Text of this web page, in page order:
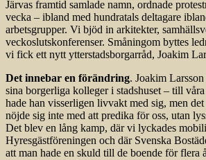
Järvas framtid samlade namn, ordnade
vecka – ibland med hundratals deltagare
arbetsgrupper. Vi bjöd in arkitekter,
veckoslutskonferenser. Småningom byttes
vi fick ett nytt ytterstadsborgarråd, Joakim
Det innebar en förändring. Joakim
sina borgerliga kolleger i stadshuset – till
hade han visserligen livvakt med sig, men
nöjde sig inte med att predika för oss, utan
Det blev en lång kamp, där vi lyckades
Hyresgästföreningen och där Svenska
att man hade en skuld till de boende för flera